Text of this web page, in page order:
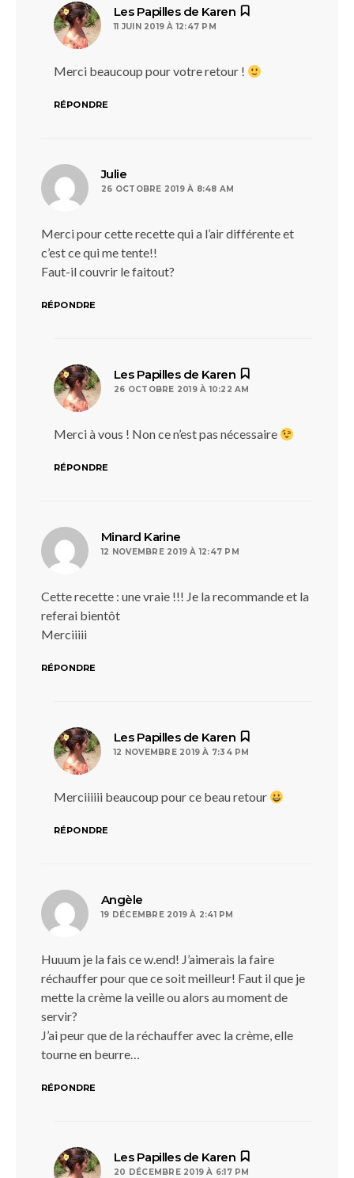
Les Papilles de Karen
11 JUIN 2019 À 12:47 PM
Merci beaucoup pour votre retour !
RÉPONDRE
Julie
26 OCTOBRE 2019 À 8:48 AM
Merci pour cette recette qui a l’air différente et
c’est ce qui me tente!!
Faut-il couvrir le faitout?
RÉPONDRE
Les Papilles de Karen
26 OCTOBRE 2019 À 10:22 AM
Merci à vous ! Non ce n’est pas nécessaire
RÉPONDRE
Minard Karine
12 NOVEMBRE 2019 À 12:47 PM
Cette recette : une vraie !!! Je la recommande et la
referai bientôt
Merciiiii
RÉPONDRE
Les Papilles de Karen
12 NOVEMBRE 2019 À 7:34 PM
Merciiiiii beaucoup pour ce beau retour
RÉPONDRE
Angèle
19 DÉCEMBRE 2019 À 2:41 PM
Huuum je la fais ce w.end! J’aimerais la faire
réchauffer pour que ce soit meilleur! Faut il que je
mette la crème la veille ou alors au moment de
servir?
J’ai peur que de la réchauffer avec la crème, elle
tourne en beurre…
RÉPONDRE
Les Papilles de Karen
20 DÉCEMBRE 2019 À 6:17 PM